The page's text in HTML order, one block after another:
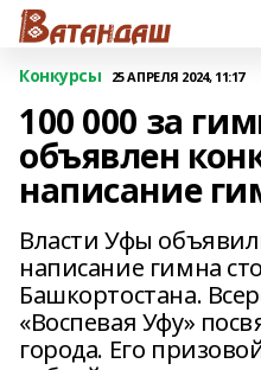
Конкурсы 25 АПРЕЛЯ 2024, 11:17
100 000 за
объявлен
написание
Власти Уфы
написание гимна
Башкортостана.
«Воспевая Уфу»
города. Его